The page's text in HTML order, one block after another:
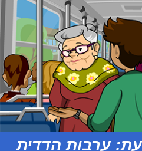
ערבות הדדית